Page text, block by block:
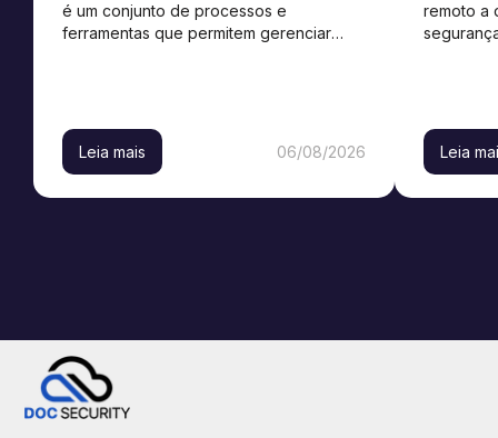
é um conjunto de processos e
ferramentas que permitem gerenciar
contratual se […]
Leia mais 06/08/2026
remoto a
Leia